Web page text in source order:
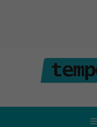
contenuto